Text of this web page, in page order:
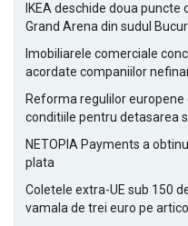
IKEA deschide doua
Grand Arena din sudul
Imobiliarele comerciale
acordate companiilor
Reforma regulilor
conditiile pentru detasarea
NETOPIA Payments a
plata
Coletele extra-UE sub 150
vamala de trei euro pe